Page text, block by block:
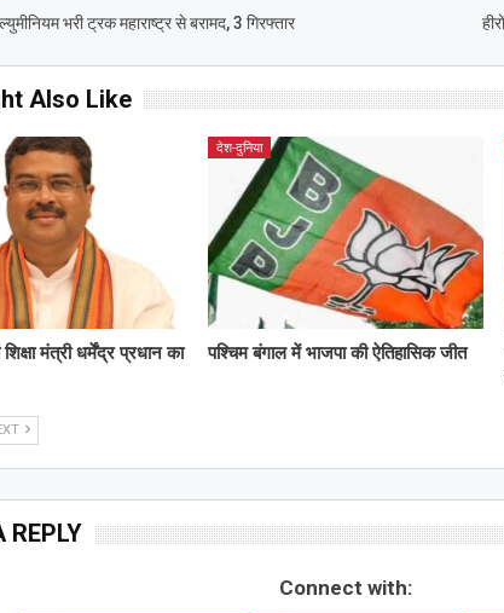
भरी ट्रक महाराष्ट्र से बरामद, 3 गिरफ्तार
Also Like
मंत्री धर्मेंद्र प्रधान का
देश-दुनिया
पश्चिम बंगाल में भाजपा की ऐतिहासिक जीत
REPLY
Connect with: